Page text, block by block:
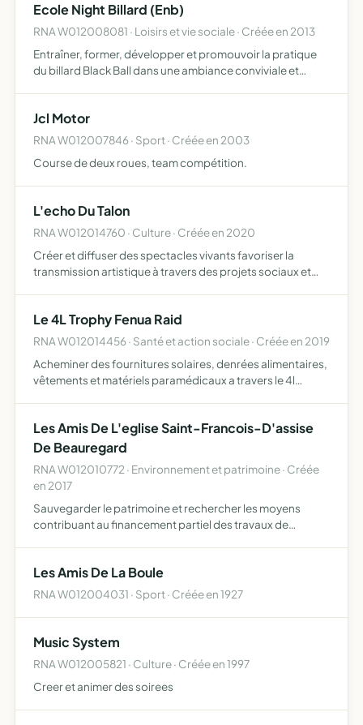
Ecole Night Billard (Enb)
RNA W012008081 · Loisirs et vie sociale · Créée en 2013
Entraîner, former, développer et promouvoir la pratique
du billard Black Ball dans une ambiance conviviale et
Jcl Motor
RNA W012007846 · Sport · Créée en 2003
Course de deux roues, team compétition.
L'echo Du Talon
RNA W012014760 · Culture · Créée en 2020
Créer et diffuser des spectacles vivants favoriser la
transmission artistique à travers des projets sociaux et
Le 4L Trophy Fenua Raid
RNA W012014456 · Santé et action sociale · Créée en 2019
Acheminer des fournitures solaires, denrées alimentaires,
vêtements et matériels paramédicaux a travers le 4l
Les Amis De L'eglise Saint-Francois-D'assise
De Beauregard
RNA W012010772 · Environnement et patrimoine · Créée
en 2017
Sauvegarder le patrimoine et rechercher les moyens
contribuant au financement partiel des travaux de
Les Amis De La Boule
RNA W012004031 · Sport · Créée en 1927
Music System
RNA W012005821 · Culture · Créée en 1997
Creer et animer des soirees